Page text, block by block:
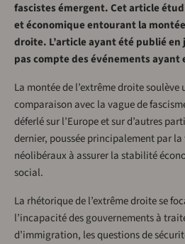
fascistes émergent. Cet article
et économique entourant la
droite. L’article ayant été publié
pas compte des événements ayant
La montée de l’extrême droite soulève
comparaison avec la vague de
déferlé sur l’Europe et sur d’autres
dernier, poussée principalement par
néolibéraux à assurer la stabilité
social.
La rhétorique de l’extrême droite se
l’incapacité des gouvernements à
d’immigration, les questions de